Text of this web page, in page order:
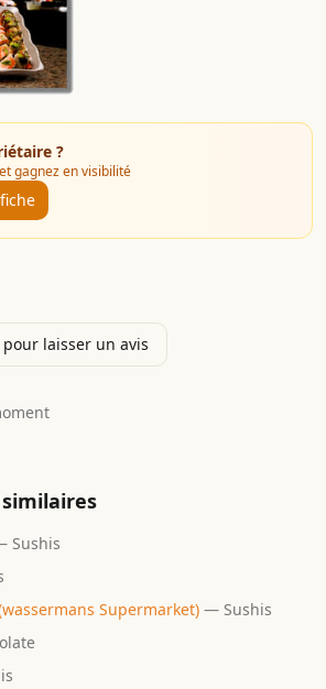
?
gagnez en visibilité
pour laisser un avis
Sushis
Supermarket) — Sushis